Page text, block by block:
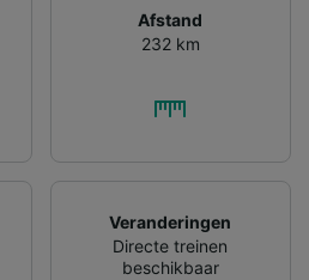
Afstand
232 km
Veranderingen
Directe treinen
beschikbaar